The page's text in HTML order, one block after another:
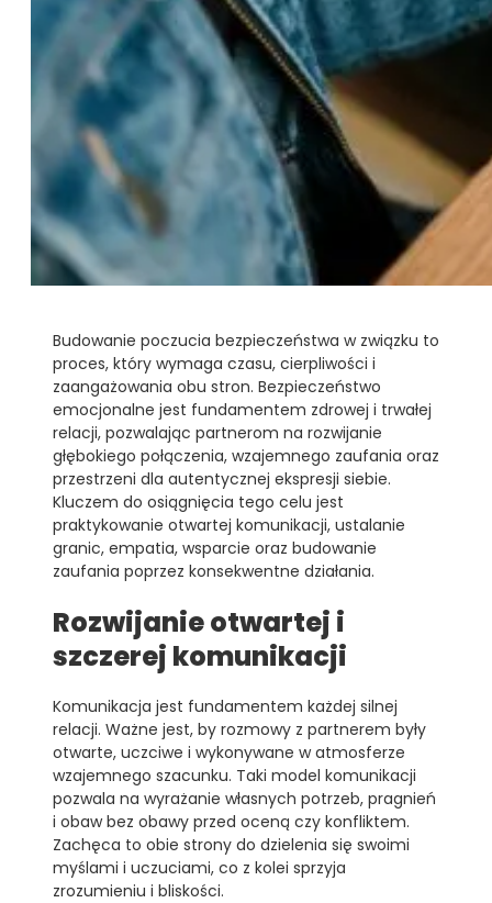
Budowanie poczucia bezpieczeństwa w związku to
proces, który wymaga czasu, cierpliwości i
zaangażowania obu stron. Bezpieczeństwo
emocjonalne jest fundamentem zdrowej i trwałej
relacji, pozwalając partnerom na rozwijanie
głębokiego połączenia, wzajemnego zaufania oraz
przestrzeni dla autentycznej ekspresji siebie.
Kluczem do osiągnięcia tego celu jest
praktykowanie otwartej komunikacji, ustalanie
granic, empatia, wsparcie oraz budowanie
zaufania poprzez konsekwentne działania.
Rozwijanie otwartej i
szczerej komunikacji
Komunikacja jest fundamentem każdej silnej
relacji. Ważne jest, by rozmowy z partnerem były
otwarte, uczciwe i wykonywane w atmosferze
wzajemnego szacunku. Taki model komunikacji
pozwala na wyrażanie własnych potrzeb, pragnień
i obaw bez obawy przed oceną czy konfliktem.
Zachęca to obie strony do dzielenia się swoimi
myślami i uczuciami, co z kolei sprzyja
zrozumieniu i bliskości.